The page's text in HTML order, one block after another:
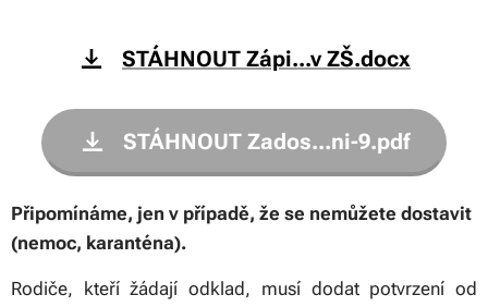
STÁHNOUT Zápi...v ZŠ.docx
STÁHNOUT Zados...ni-9.pdf
Připomínáme, jen v případě, že se nemůžete dostavit
(nemoc, karanténa).
Rodiče, kteří žádají odklad, musí dodat potvrzení od